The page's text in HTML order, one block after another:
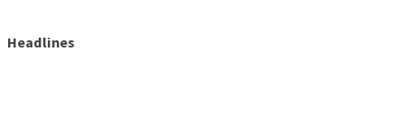
Headlines